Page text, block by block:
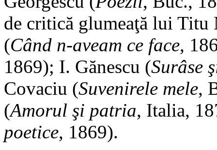
de critică glumeaţă lui Titu
(Când n-aveam ce face,
1869); I. Gănescu (Surâse
Covaciu (Suvenirele mele,
(Amorul şi patria, Italia,
poetice, 1869).